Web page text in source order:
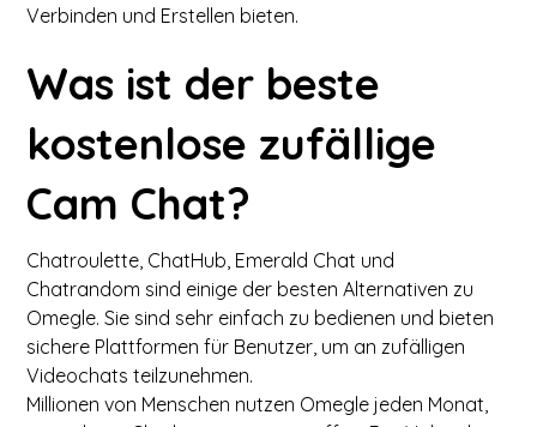
Verbinden und Erstellen bieten.
Was ist der beste
kostenlose zufällige
Cam Chat?
Chatroulette, ChatHub, Emerald Chat und
Chatrandom sind einige der besten Alternativen zu
Omegle. Sie sind sehr einfach zu bedienen und bieten
sichere Plattformen für Benutzer, um an zufälligen
Videochats teilzunehmen.
Millionen von Menschen nutzen Omegle jeden Monat,